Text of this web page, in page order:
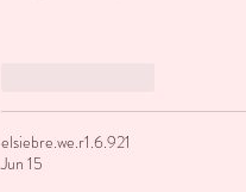
elsiebre.we.r1.6.921
Jun 15